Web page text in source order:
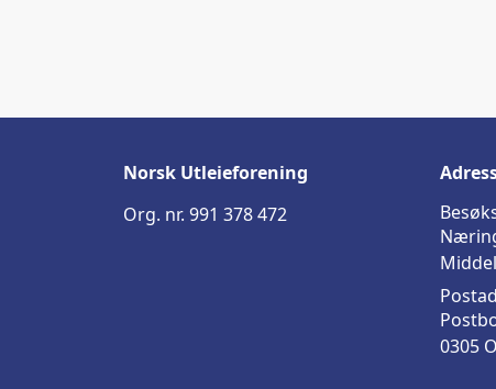
Norsk Utleieforening
Org. nr. 991 378 472
0305